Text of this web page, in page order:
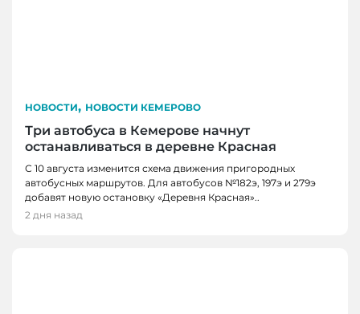
НОВОСТИ, НОВОСТИ КЕМЕРОВО
Три автобуса в Кемерове начнут
останавливаться в деревне Красная
С 10 августа изменится схема движения пригородных
автобусных маршрутов. Для автобусов №182э, 197э и 279э
добавят новую остановку «Деревня Красная»..
2 дня назад